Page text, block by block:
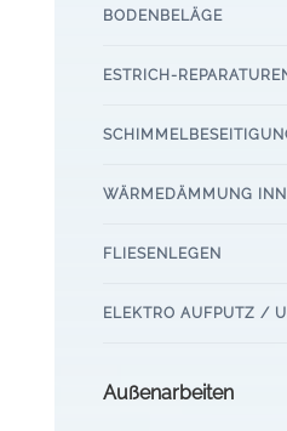
BODENBELÄGE
ESTRICH-
WÄRMEDÄMMUNG
FLIESENLEGEN
ELEKTRO AUFPUTZ /
Außenarbeiten